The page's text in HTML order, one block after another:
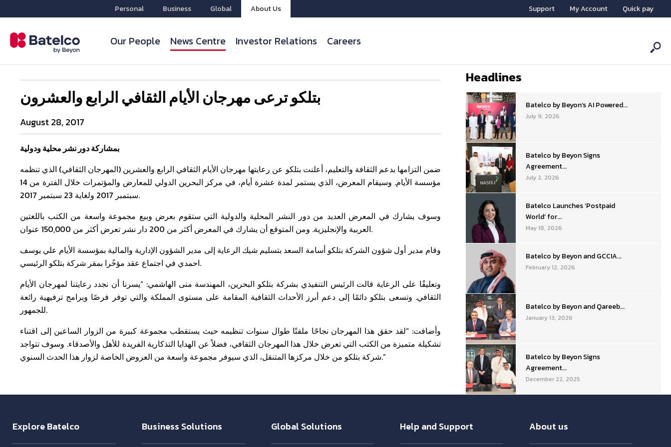
Support My Account Quick pay
Personal Business Global About Us
Our People News Centre Investor Relations Careers
بتلكو ترعى مهرجان الأيام الثقافي الرابع والعشرون
August 28, 2017
بمشاركة دور نشر محلية ودولية
ضمن التزامها بدعم الثقافة والتعليم، أعلنت بتلكو عن رعايتها مهرجان الأيام الثقافي الرابع والعشرين (المهرجان الثقافي) الذي تنظمه
مؤسسة الأيام. وسيقام المعرض، الذي يستمر لمدة عشرة أيام، في مركز البحرين الدولي للمعارض والمؤتمرات خلال الفترة من 14
سبتمبر 2017 ولغاية 23 سبتمبر 2017.
وسوف يشارك في المعرض العديد من دور النشر المحلية والدولية التي ستقوم بعرض وبيع مجموعة واسعة من الكتب باللغتين
العربية والإنجليزية. ومن المتوقع أن يشارك في المعرض أكثر من 200 دار نشر تعرض أكثر من 150,000 عنوان.
وقام مدير أول شؤون الشركة بتلكو أسامة السعد بتسليم شيك الرعاية إلى مدير الشؤون الإدارية والمالية بمؤسسة الأيام علي يوسف
احمدي في اجتماع عقد مؤخًرا بمقر شركة بتلكو الرئيسي.
وتعليقًا على الرعاية قالت الرئيس التنفيذي بشركة بتلكو البحرين، المهندسة منى الهاشمي: “يسرنا أن نجدد رعايتنا لمهرجان الأيام
الثقافي. وتسعى بتلكو دائمًا إلى دعم أبرز الأحداث الثقافية المقامة على مستوى المملكة والتي توفر فرصًا وبرامج ترفيهية رائعة
للجمهور.
وأضافت: “لقد حقق هذا المهرجان نجاحًا ملفتًا طوال سنوات تنظيمه حيث يستقطب مجموعة كبيرة من الزوار الساعين إلى اقتناء
تشكيلة متميزة من الكتب التي تعرض خلال هذا المهرجان الثقافي، فضلاً عن الهدايا التذكارية الفريدة للأهل والأصدقاء. وسوف تتواجد
شركة بتلكو من خلال مركزها المتنقل، الذي سيوفر مجموعة واسعة من العروض الخاصة لزوار هذا الحدث السنوي.”
Headlines
Batelco by Beyon’s AI Powered...
July 9, 2026
Batelco by Beyon Signs
Agreement...
July 2, 2026
Batelco Launches ‘Postpaid
World’ for...
May 18, 2026
Batelco by Beyon and GCCIA...
February 12, 2026
Batelco by Beyon and Qareeb...
January 13, 2026
Batelco by Beyon Signs
Agreement...
December 22, 2025
Explore Batelco Business Solutions Global Solutions Help and Support About us